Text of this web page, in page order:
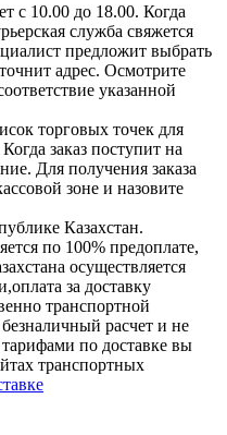
с 10.00 до 18.00. Когда
служба свяжется
предложит выбрать
адрес. Осмотрите
указанной
торговых точек для
заказ поступит на
Для получения заказа
зоне и назовите
Казахстан.
по 100% предоплате,
осуществляется
за доставку
транспортной
расчет и не
по доставке вы
транспортных